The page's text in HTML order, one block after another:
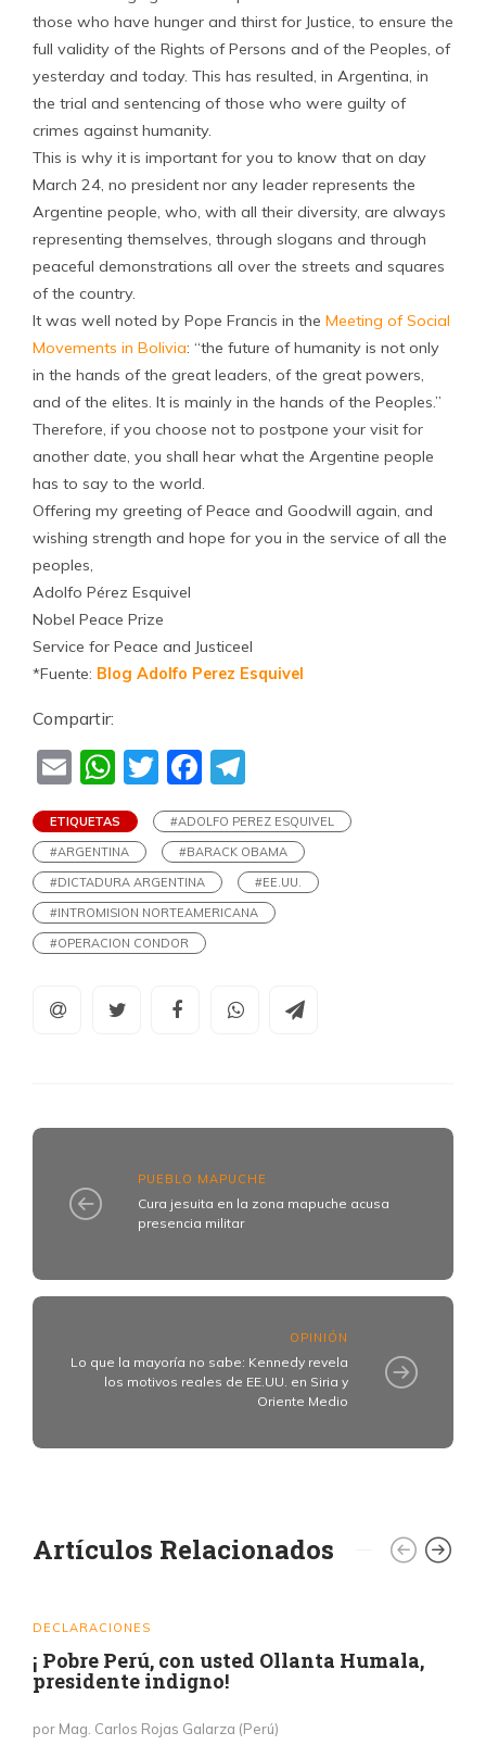
those who have hunger and thirst for Justice, to ensure the
full validity of the Rights of Persons and of the Peoples, of
yesterday and today. This has resulted, in Argentina, in
the trial and sentencing of those who were guilty of
crimes against humanity.
This is why it is important for you to know that on day
March 24, no president nor any leader represents the
Argentine people, who, with all their diversity, are always
representing themselves, through slogans and through
peaceful demonstrations all over the streets and squares
of the country.
It was well noted by Pope Francis in the Meeting of Social
Movements in Bolivia: “the future of humanity is not only
in the hands of the great leaders, of the great powers,
and of the elites. It is mainly in the hands of the Peoples.”
Therefore, if you choose not to postpone your visit for
another date, you shall hear what the Argentine people
has to say to the world.
Offering my greeting of Peace and Goodwill again, and
wishing strength and hope for you in the service of all the
peoples,
Adolfo Pérez Esquivel
Nobel Peace Prize
Service for Peace and Justiceel
*Fuente: Blog Adolfo Perez Esquivel
Compartir:
EmailWhatsApp
TwitterFacebook
ETIQUETAS
#ADOLFO PEREZ ESQUIVEL
#ARGENTINA
#BARACK OBAMA
#DICTADURA ARGENTINA
#EE.UU.
#INTROMISION NORTEAMERICANA
#OPERACION CONDOR
PUEBLO MAPUCHE
Cura jesuita en la zona mapuche acusa
presencia militar
OPINIÓN
Lo que la mayoría no sabe: Kennedy revela
los motivos reales de EE.UU. en Siria y
Oriente Medio
Artículos Relacionados
DECLARACIONES
¡ Pobre Perú, con usted Ollanta Humala,
presidente indigno!
por Mag. Carlos Rojas Galarza (Perú)